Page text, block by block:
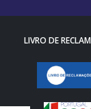
LIVRO DE